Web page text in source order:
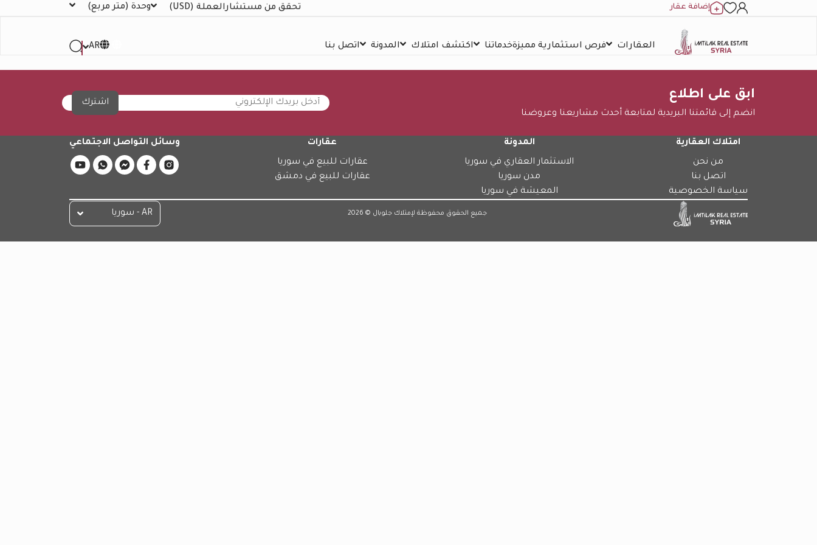
إضافة عقار تحقق من مستشارالعملة (USD) وحدة (متر مربع)
العقارات فرص استثمارية مميزةخدماتنا اكتشف امتلاك المدونة اتصل بنا AR
ابق على اطلاع
انضم إلى قائمتنا البريدية لمتابعة أحدث مشاريعنا وعروضنا
اشترك
امتلاك العقارية
من نحن
اتصل بنا
سياسة الخصوصية
المدونة
الاستثمار العقاري في سوريا
مدن سوريا
المعيشة في سوريا
عقارات
عقارات للبيع في سوريا
عقارات للبيع في دمشق
وسائل التواصل الاجتماعي
جميع الحقوق محفوظة لإمتلاك جلوبال © 2026 AR - سوريا